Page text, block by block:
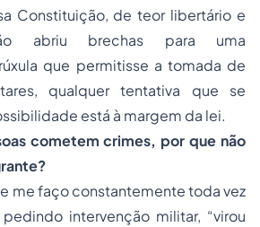
Constituição, de teor libertário e
abriu brechas para uma
que permitisse a tomada de
qualquer tentativa que se
está à margem da lei.
cometem crimes, por que não
me faço constantemente toda vez
intervenção militar, “virou